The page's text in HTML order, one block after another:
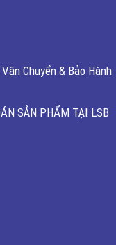
Chuyển & Bảo Hành
SẢN PHẨM TẠI LSB